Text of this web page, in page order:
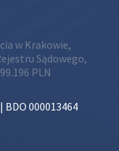
w Krakowie,
Sądowego,
PLN
BDO 000013464